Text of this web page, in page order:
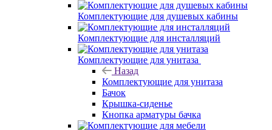
Комплектующие для душевых кабины
Комплектующие для инсталляций
Комплектующие для унитаза
Назад
Комплектующие для унитаза
Бачок
Крышка-сиденье
Кнопка арматуры бачка